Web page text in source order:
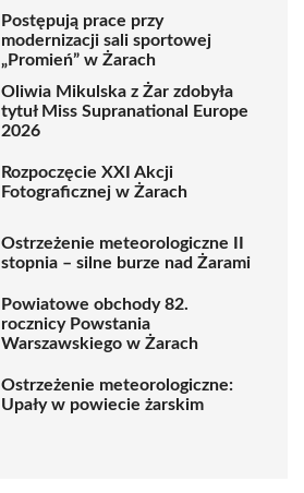
Postępują prace przy
modernizacji sali sportowej
„Promień” w Żarach
Oliwia Mikulska z Żar zdobyła
tytuł Miss Supranational Europe
2026
Rozpoczęcie XXI Akcji
Fotograficznej w Żarach
Ostrzeżenie meteorologiczne II
stopnia – silne burze nad Żarami
Powiatowe obchody 82.
rocznicy Powstania
Warszawskiego w Żarach
Ostrzeżenie meteorologiczne:
Upały w powiecie żarskim